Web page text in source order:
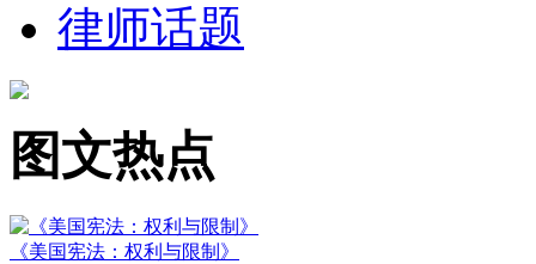
律师话题
图文热点
《美国宪法：权利与限制》